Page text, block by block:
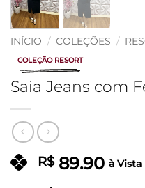
INÍCIO / COLEÇÕES /
COLEÇÃO RESORT
Saia Jeans com
R$89.90 à Vista